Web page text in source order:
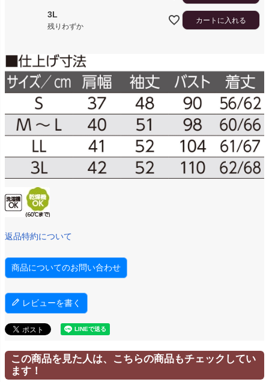
3L
残りわずか
カートに入れる
返品特約について
商品についてのお問い合わせ
レビューを書く
この商品を見た人は、こちらの商品もチェックしてい
ます！